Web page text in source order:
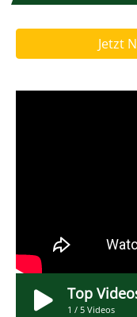
Jetzt
Top
1 / 5 Videos